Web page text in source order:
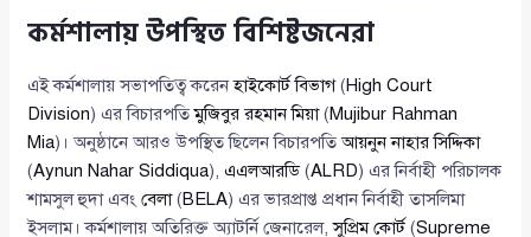
কর্মশালায় উপস্থিত বিশিষ্টজনেরা
এই কর্মশালায় সভাপতিত্ব করেনহাইকোর্ট বিভাগ(High Court
Division) এর বিচারপতিমুজিবুর রহমান মিয়া(Mujibur Rahman
Mia)। অনুষ্ঠানে আরও উপস্থিত ছিলেন বিচারপতিআয়নুন নাহার সিদ্দিকা
(Aynun Nahar Siddiqua),এএলআরডি(ALRD) এর নির্বাহী পরিচালক
শামসুল হুদা এবংবেলা(BELA) এর ভারপ্রাপ্ত প্রধান নির্বাহী তাসলিমা
ইসলাম। কর্মশালায় অতিরিক্ত অ্যাটর্নি জেনারেল,সুপ্রিম কোর্ট (Supreme